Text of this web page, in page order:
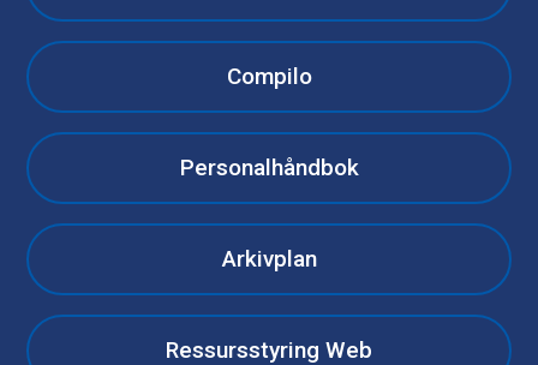
Compilo
Personalhåndbok
Arkivplan
Ressursstyring Web